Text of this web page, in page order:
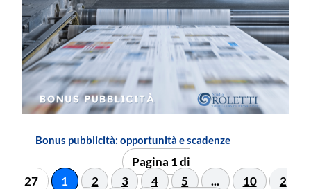
Bonus pubblicità: opportunità e scadenze
Pagina 1 di
27
1 2 3 4 5 ... 10
2